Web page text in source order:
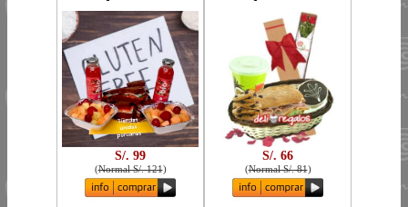
S/. 99
(Normal S/. 121)
S/. 66
(Normal S/. 81)